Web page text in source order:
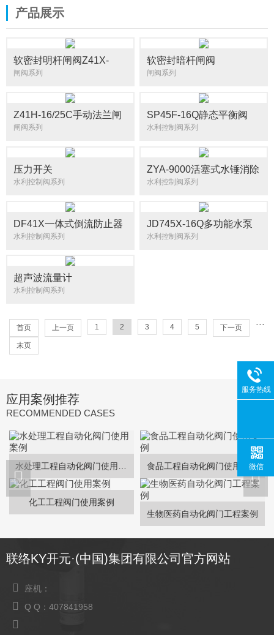
产品展示
软密封明杆闸阀Z41X-
16/25Q
闸阀系列
软密封暗杆闸阀
RVHX/Z45X-16Q
闸阀系列
Z41H-16/25C手动法兰闸
阀
闸阀系列
SP45F-16Q静态平衡阀
水利控制阀系列
压力开关
水利控制阀系列
ZYA-9000活塞式水锤消除
器
水利控制阀系列
DF41X一体式倒流防止器
水利控制阀系列
JD745X-16Q多功能水泵
控制阀
水利控制阀系列
超声波流量计
水利控制阀系列
首页 上一页 1 2 3 4 5 ···
下一页
末页
应用案例推荐
RECOMMENDED CASES
食品工程自动化阀门使用案例
化工工程阀门使用案例
生物医药自动化阀门工程案例
联络KY开元·(中国)集团有限公司官方网站
座机：
Q Q：407841958
服务热线
微信